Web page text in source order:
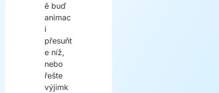
ě buď
animac
i
přesuňt
e níž,
nebo
řešte
výjimk